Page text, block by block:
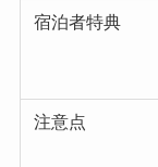
宿泊者特典
注意点